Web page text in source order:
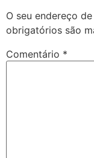
O seu endereço
obrigatórios são
Comentário *